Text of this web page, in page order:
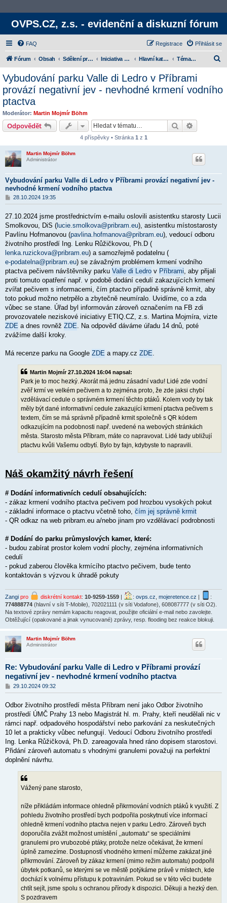
OVPS.CZ, z.s. - evidenční a diskuzní fórum
FAQ Přihlásit se
Registrace
Fórum Obsah Sdělení provozovatele Iniciativa OVPS.CZ, z.s. Hlavní kategorie Témata jednotlivých kauz
d
Vybudování parku Valle di Ledro v Příbrami
provází negativní jev - nevhodné krmení vodního
ptactva
Moderátor: Martin Mojmír Böhm
Odpovědět Hledat
4 příspěvky • Stránka 1 z 1
Martin Mojmír Böhm
Administrátor
Vybudování parku Valle di Ledro v Příbrami provází negativní jev -
nevhodné krmení vodního ptactva
P
ř
s
p
v
e
k
28.10.2024 19:35
27.10.2024 jsme prostřednictvím e-mailu oslovili asistentku starosty Lucii
Smolkovou, DiS ( lucie.smolkova@pribram.eu), asistentku místostarosty
Pavlínu Hofmanovou (pavlina.hofmanova@pribram.eu), vedoucí odboru
životního prostředí Ing. Lenku Růžičkovou, Ph.D (
lenka.ruzickova@pribram.eu) a samozřejmě podatelnu (
e-podatelna@pribram.eu) se závažným problémem krmení vodního
ptactva pečivem návštěvníky parku Valle di Ledro v Příbrami, aby přijali
proti tomuto opatření např. v podobě dodání cedulí zakazujících krmení
zvířat pečivem s informacemi, čím ptactvo případně správně krmit, aby
toto pokud možno netrpělo a zbytečně neumíralo. Uvidíme, co a zda
vůbec se stane. Úřad byl informován zároveň označením na FB zdi
provozovatele neziskové iniciativy ETIQ.CZ, z.s. Martina Mojmíra, vizte
ZDE a dnes rovněž ZDE. Na odpověď dáváme úřadu 14 dnů, poté
zvážíme další kroky.
Má recenze parku na Google ZDE a mapy.cz ZDE.
Martin Mojmír 27.10.2024 16:04 napsal:
Park je to moc hezký. Akorát má jednu zásadní vadu! Lidé zde vodní
zvěř krmí ve velkém pečivem a to zejména proto, že zde jaksi chybí
vzdělávací cedule o správném krmení těchto ptáků. Kolem vody by tak
měly být dané informativní cedule zakazující krmení ptactva pečivem s
textem, čím se má správně případně krmit společně s QR kódem
odkazujícím na podobnosti např. uvedené na webových stránkách
města. Starosto města Příbram, máte co napravovat. Lidé tady ubližují
ptactvu kvůli Vašemu odbytí. Bylo by fajn, kdybyste to napravili.
Náš okamžitý návrh řešení
# Dodání informativních cedulí obsahujících:
- zákaz krmení vodního ptactva pečivem pod hrozbou vysokých pokut
- základní informace o ptactvu včetně toho, čím jej správně krmit
- QR odkaz na web pribram.eu a/nebo jinam pro vzdělávací podrobnosti
# Dodání do parku průmyslových kamer, které:
- budou zabírat prostor kolem vodní plochy, zejména informativních
cedulí
- pokud zaberou člověka krmícího ptactvo pečivem, bude tento
kontaktován s výzvou k úhradě pokuty
Zangi pro diskrétní kontakt: 10-9259-1559 | : ovps.cz mojeretence.cz |
:
774888774 (hlavní v síti T-Mobile), 702021111 (v síti Vodafone), 608087777 (v síti O2).
Na textové zprávy nemám kapacitu reagovat, použijte oficiální e-mail nebo zavolejte.
Obtěžující (opakované a jinak vynucované) zprávy, resp. flooding bez reakce blokuji.
Martin Mojmír Böhm
Administrátor
Re: Vybudování parku Valle di Ledro v Příbrami provází
negativní jev - nevhodné krmení vodního ptactva
P
ř
s
p
v
e
29.10.2024 09:32
Odbor životního prostředí města Příbram není jako Odbor životního
prostředí ÚMČ Prahy 13 nebo Magistrát hl. m. Prahy, kteří neudělali nic v
rámci např. odpadového hospodářství nebo parkování za neskutečných
10 let a prakticky vůbec nefungují. Vedoucí Odboru životního prostředí
Ing. Lenka Růžičková, Ph.D. zareagovala hned ráno dopisem starostovi.
Přidání zároveň automatu s vhodnými granulemi považuji na perfektní
doplnění návrhu.
Vážený pane starosto,
níže přikládám informace ohledně přikrmování vodních ptáků k využití. Z
pohledu životního prostředí bych podpořila poskytnutí více informací
ohledně krmení vodního ptactva nejen v parku Ledro. Zároveň bych
doporučila zvážit možnost umístění ,,automatu“ se speciálními
granulemi pro vrubozobé ptáky, protože nelze očekávat, že krmení
úplně zamezíme. Dostupností vhodného krmení můžeme zakázat jiné
přikrmování. Zároveň by zákaz krmení (mimo režim automatu) podpořil
úbytek potkanů, se kterými se ve městě potýkáme právě v místech, kde
dochází k volnému přístupu k potravinám. Pokud se v této věci budete
chtít sejít, jsme spolu s ochranou přírody k dispozici. Děkuji a hezký den.
S pozdravem